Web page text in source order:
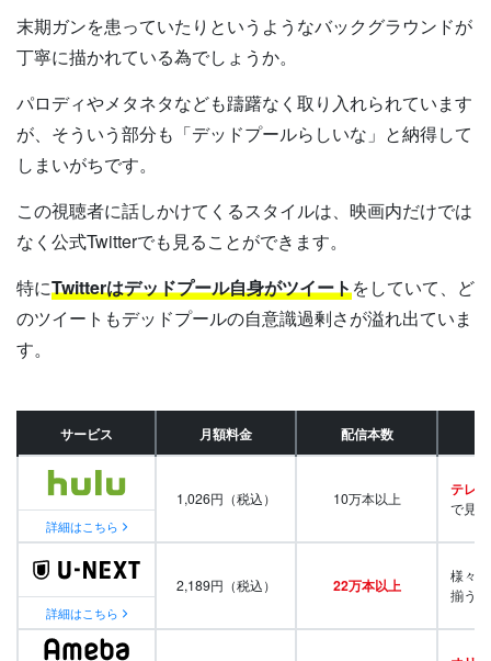
末期ガンを患っていたりというようなバックグラウンドが
丁寧に描かれている為でしょうか。
パロディやメタネタなども躊躇なく取り入れられています
が、そういう部分も「デッドプールらしいな」と納得して
しまいがちです。
この視聴者に話しかけてくるスタイルは、映画内だけでは
なく公式Twitterでも見ることができます。
特にTwitterはデッドプール自身がツイートをしていて、ど
のツイートもデッドプールの自意識過剰さが溢れ出ていま
す。
サービス 月額料金 配信本数
詳細はこちら
1,026円（税込） 10万本以上 テレビ
で見
詳細はこちら
2,189円（税込） 22万本以上
様々
揃う